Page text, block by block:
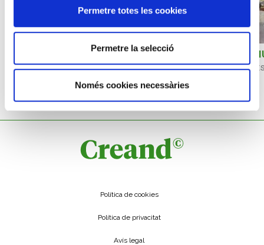
Permetre totes les cookies
Permetre la selecció
Només cookies necessàries
MICHEL GEORGES-MICHEL
Portrait de Picasso à Vallauris
Política de cookies
Política de privacitat
Avís legal